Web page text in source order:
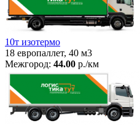
10т изотермо
18 европаллет, 40 м3
Межгород: 44.00 р./км